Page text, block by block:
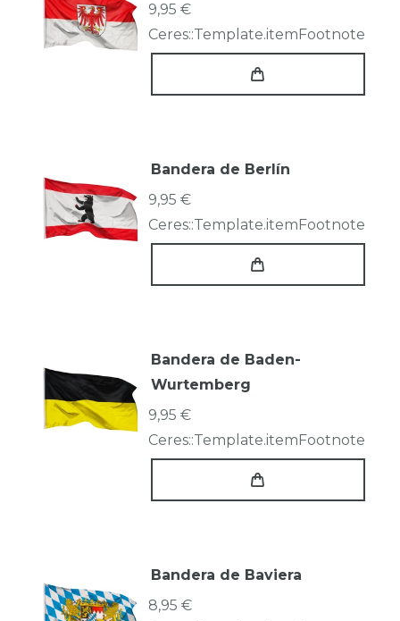
9,95 €
Ceres::Template.itemFootnote
Bandera de Berlín
9,95 €
Ceres::Template.itemFootnote
Bandera de Baden-
Wurtemberg
9,95 €
Ceres::Template.itemFootnote
Bandera de Baviera
8,95 €